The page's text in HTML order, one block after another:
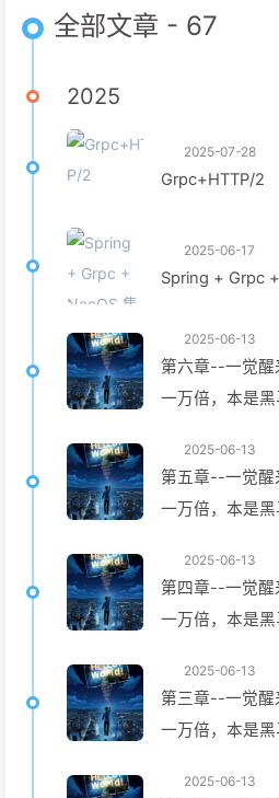
全部文章 - 67
2025
2025-07-28
Grpc+HTTP/2
2025-06-17
Spring + Grpc
2025-06-13
第六章--一觉醒
一万倍，本是
2025-06-13
第五章--一觉醒
一万倍，本是
2025-06-13
第四章--一觉醒
一万倍，本是
2025-06-13
第三章--一觉醒
一万倍，本是
2025-06-13